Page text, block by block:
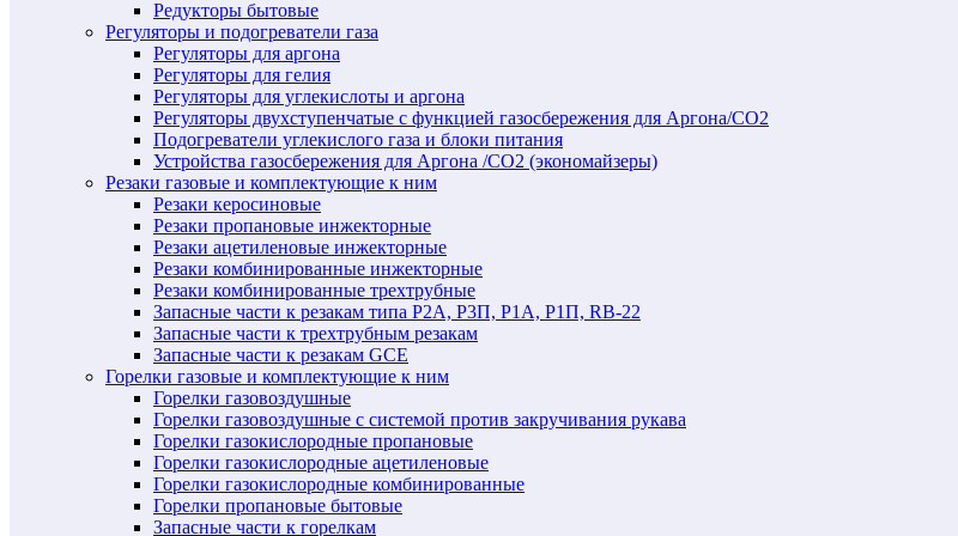
Редукторы бытовые
Регуляторы и подогреватели газа
Регуляторы для аргона
Регуляторы для гелия
Регуляторы для углекислоты и аргона
Регуляторы двухступенчатые c функцией газосбережения для Аргона/СО2
Подогреватели углекислого газа и блоки питания
Устройства газосбережения для Аргона /СО2 (экономайзеры)
Резаки газовые и комплектующие к ним
Резаки керосиновые
Резаки пропановые инжекторные
Резаки ацетиленовые инжекторные
Резаки комбинированные инжекторные
Резаки комбинированные трехтрубные
Запасные части к резакам типа Р2А, Р3П, Р1А, Р1П, RB-22
Запасные части к трехтрубным резакам
Запасные части к резакам GCE
Горелки газовые и комплектующие к ним
Горелки газовоздушные
Горелки газовоздушные с системой против закручивания рукава
Горелки газокислородные пропановые
Горелки газокислородные ацетиленовые
Горелки газокислородные комбинированные
Горелки пропановые бытовые
Запасные части к горелкам